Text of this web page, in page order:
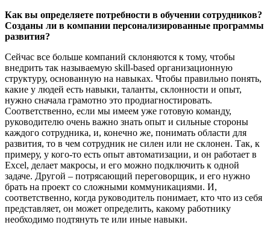
Как вы определяете потребности в обучении сотрудников?
Созданы ли в компании персонализированные программы
развития?
Сейчас все больше компаний склоняются к тому, чтобы
внедрить так называемую skill-based организационную
структуру, основанную на навыках. Чтобы правильно понять,
какие у людей есть навыки, таланты, склонности и опыт,
нужно сначала грамотно это продиагностировать.
Соответственно, если мы имеем уже готовую команду,
руководителю очень важно знать опыт и сильные стороны
каждого сотрудника, и, конечно же, понимать области для
развития, то в чем сотрудник не силен или не склонен. Так, к
примеру, у кого-то есть опыт автоматизации, и он работает в
Excel, делает макросы, и его можно подключить к одной
задаче. Другой – потрясающий переговорщик, и его нужно
брать на проект со сложными коммуникациями. И,
соответственно, когда руководитель понимает, кто что из себя
представляет, он может определить, какому работнику
необходимо подтянуть те или иные навыки.